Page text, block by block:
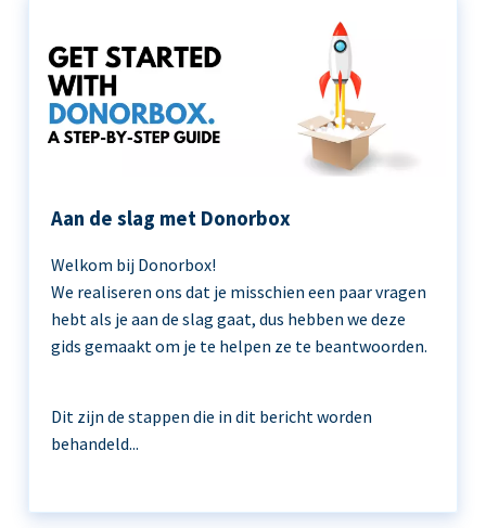
Aan de slag met Donorbox
Welkom bij Donorbox!
We realiseren ons dat je misschien een paar vragen
hebt als je aan de slag gaat, dus hebben we deze
gids gemaakt om je te helpen ze te beantwoorden.
Dit zijn de stappen die in dit bericht worden
behandeld...